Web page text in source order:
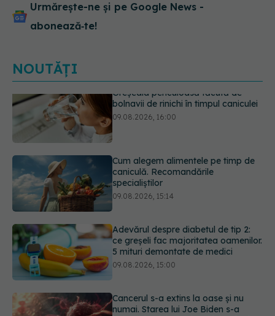
Urmărește-ne și pe Google News -
abonează‑te!
NOUTĂȚI
Cum alegem alimentele pe timp de
caniculă. Recomandările
Adevărul despre diabetul de tip 2:
ce greșeli fac majoritatea oamenilor.
5 mituri demontate de medici
Cancerul s-a extins la oase și nu
numai. Starea lui Joe Biden s-a
înrăutățit. Fiul său dezvăluie cât de
09.08.2026, 14:52